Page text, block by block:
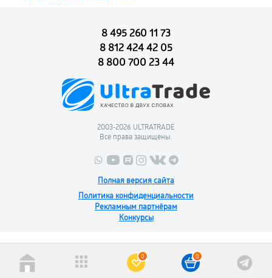
0 0
8 495 260 11 73
8 812 424 42 05
8 800 700 23 44
2003-2026 ULTRATRADE
Все права защищены.
Полная версия сайта
Политика конфиденциальности
Рекламным партнёрам
Конкурсы